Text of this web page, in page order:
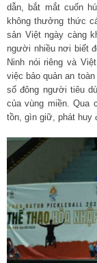
dẫn, bắt mắt cuốn
không thưởng thức
sản Việt ngày càng
người nhiều nơi biết
Ninh nói riêng và
việc bảo quản an
số đông người tiêu
của vùng miền. Qua
tồn, gìn giữ, phát huy